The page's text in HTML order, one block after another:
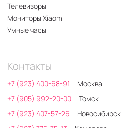
Телевизоры
Мониторы Xiaomi
Умные часы
Контакты
+7 (923) 400-68-91
Москва
+7 (905) 992-20-00
Томск
+7 (923) 407-57-26
Новосибирск